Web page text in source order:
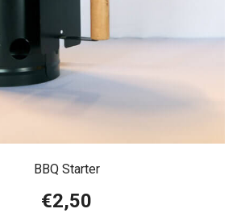
BBQ Starter
€2,50